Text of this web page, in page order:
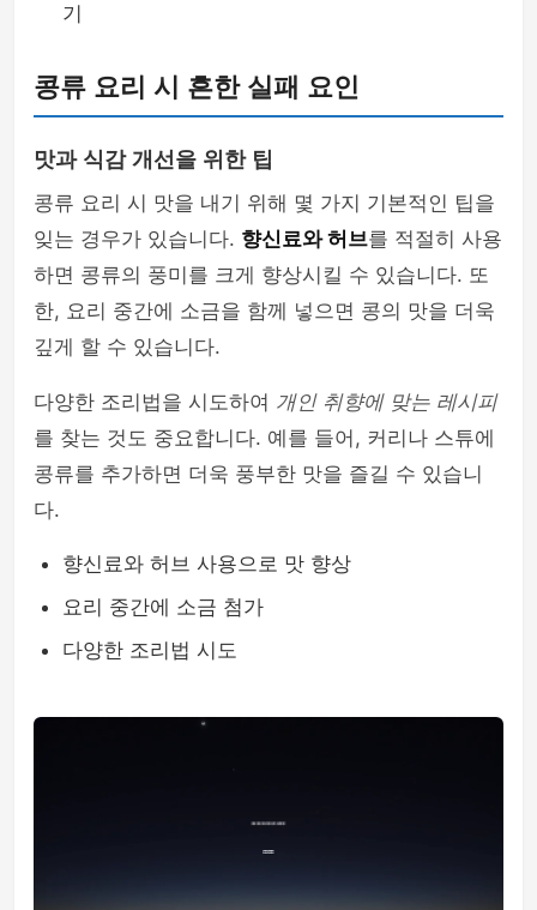
기
콩류 요리 시 흔한 실패 요인
맛과 식감 개선을 위한 팁
콩류 요리 시 맛을 내기 위해 몇 가지 기본적인 팁을
잊는 경우가 있습니다. 향신료와 허브를 적절히 사용
하면 콩류의 풍미를 크게 향상시킬 수 있습니다. 또
한, 요리 중간에 소금을 함께 넣으면 콩의 맛을 더욱
깊게 할 수 있습니다.
다양한 조리법을 시도하여 개인 취향에 맞는 레시피
를 찾는 것도 중요합니다. 예를 들어, 커리나 스튜에
콩류를 추가하면 더욱 풍부한 맛을 즐길 수 있습니
다.
향신료와 허브 사용으로 맛 향상
요리 중간에 소금 첨가
다양한 조리법 시도